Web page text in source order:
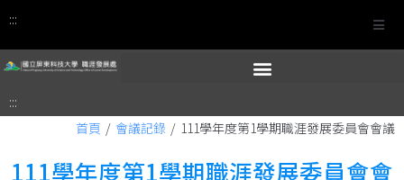
:::
:::
首頁 / 會議記錄 / 111學年度第1學期職涯發展委員會會議
111學年度第1學期職涯發展委員會會